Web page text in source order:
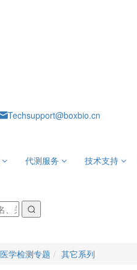
Techsupport@boxbio.cn
代测服务 技术支持
医学检测专题 其它系列